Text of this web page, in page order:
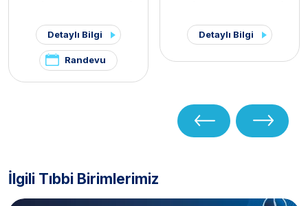
Detaylı Bilgi
Randevu
Detaylı Bilgi
İlgili Tıbbi Birimlerimiz